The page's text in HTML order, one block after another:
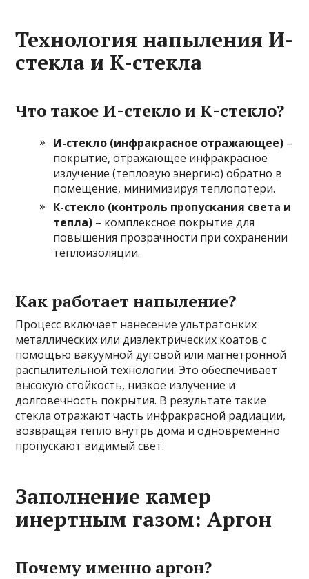
Технология напыления И-
стекла и К-стекла
Что такое И-стекло и К-стекло?
И-стекло (инфракрасное отражающее) –
покрытие, отражающее инфракрасное
излучение (тепловую энергию) обратно в
помещение, минимизируя теплопотери.
К-стекло (контроль пропускания света и
тепла) – комплексное покрытие для
повышения прозрачности при сохранении
теплоизоляции.
Как работает напыление?
Процесс включает нанесение ультратонких
металлических или диэлектрических коатов с
помощью вакуумной дуговой или магнетронной
распылительной технологии. Это обеспечивает
высокую стойкость, низкое излучение и
долговечность покрытия. В результате такие
стекла отражают часть инфракрасной радиации,
возвращая тепло внутрь дома и одновременно
пропускают видимый свет.
Заполнение камер
инертным газом: Аргон
Почему именно аргон?